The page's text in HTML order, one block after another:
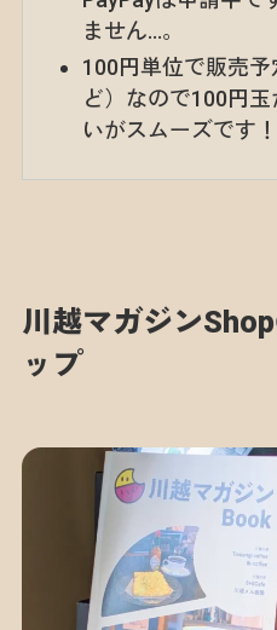
ません…。
100円単位で販売
ど）なので100円
いがスムーズです！
川越マガジン
ップ